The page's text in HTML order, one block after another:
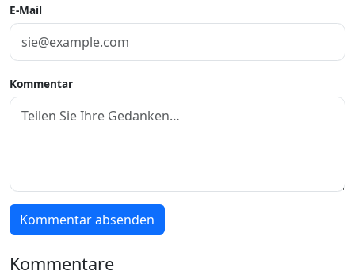
E-Mail
Kommentar
Kommentar absenden
Kommentare